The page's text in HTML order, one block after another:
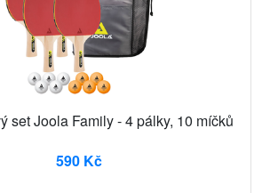
set Joola Family - 4 pálky, 10 míčků
590 Kč